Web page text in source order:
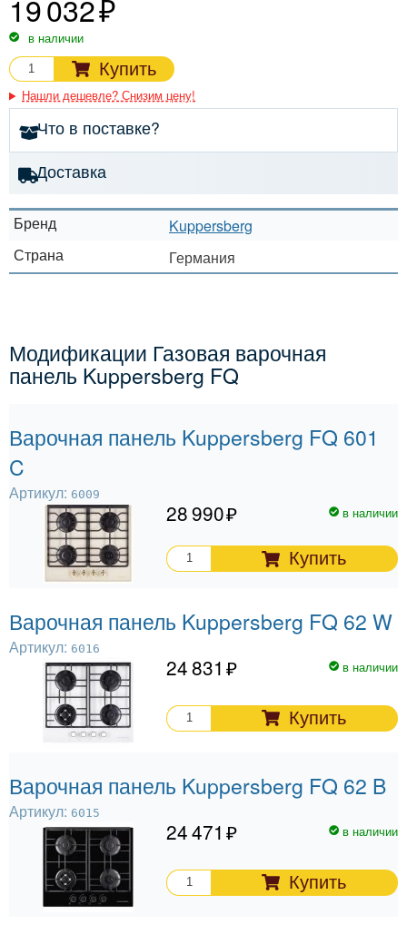
Бренд
Kuppersberg
Страна
Германия
19 032
в наличии
Купить
Нашли дешевле? Снизим цену!
Что в поставке?
Доставка
Модификации Газовая варочная
панель Kuppersberg FQ
Варочная панель Kuppersberg FQ 601
C
Артикул: 6009
28 990 в наличии
Купить
Варочная панель Kuppersberg FQ 62 W
Артикул: 6016
24 831 в наличии
Купить
Варочная панель Kuppersberg FQ 62 B
Артикул: 6015
24 471 в наличии
Купить